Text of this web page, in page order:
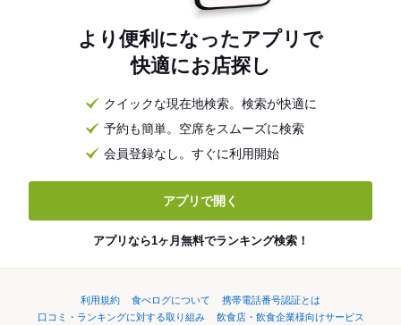
より便利になったアプリで
快適にお店探し
クイックな現在地検索。検索が快適に
予約も簡単。空席をスムーズに検索
会員登録なし。すぐに利用開始
アプリで開く
アプリなら1ヶ月無料でランキング検索！
利用規約 食べログについて
携帯電話番号認証とは
口コミ・ランキングに対する取り組み
飲食店・飲食企業様向けサービス